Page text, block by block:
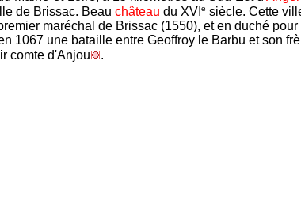
de Brissac. Beau château du XVI e siècle. Cette
maréchal de Brissac (1550), et en duché pour
1067 une bataille entre Geoffroy le Barbu et son
comte d'Anjou
.